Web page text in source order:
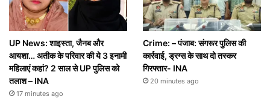
UP News: शाइस्ता, जैनब और
आयशा… अतीक के परिवार की ये 3 इनामी
महिलाएं कहां? 2 साल से UP पुलिस को
तलाश – INA
17 minutes ago
Crime: – पंजाब: संगरूर पुलिस की
कार्रवाई, ड्रग्स के साथ दो तस्कर
गिरफ्तार- INA
20 minutes ago